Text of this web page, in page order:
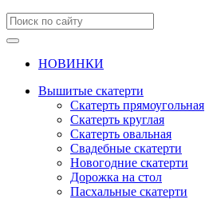
НОВИНКИ
Вышитые скатерти
Скатерть прямоугольная
Скатерть круглая
Скатерть овальная
Свадебные скатерти
Новогодние скатерти
Дорожка на стол
Пасхальные скатерти